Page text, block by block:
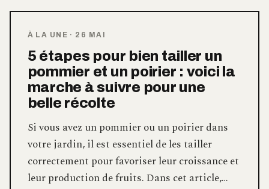
À LA UNE · 26 MAI
5 étapes pour bien tailler un
pommier et un poirier : voici la
marche à suivre pour une
belle récolte
Si vous avez un pommier ou un poirier dans
votre jardin, il est essentiel de les tailler
correctement pour favoriser leur croissance et
leur production de fruits. Dans cet article,…